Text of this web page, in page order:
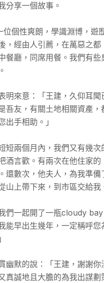
分享一個故事。
位個性爽朗，學識淵博，遊
，經由人引薦，在萬惡之都
餐廳，同席用餐。我們有些
明來意：「王建，久仰耳聞
吾友，有關土地相關資產，
出手相助。」
短兩個月內，我們又有幾次
酒言歡。有兩次在他住家的
還數次，他夫人，為我準備
山上帶下來，到市區交給我
們一起開了一瓶cloudy
能早出生幾年，一定稱呼您
幽默的說：「王建，謝謝你
真誠地且大膽的為我出謀劃